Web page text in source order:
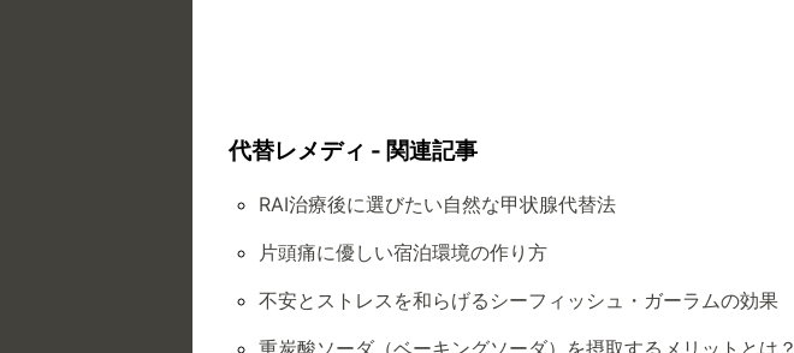
代替レメディ - 関連記事
RAI治療後に選びたい自然な甲状腺代替法
片頭痛に優しい宿泊環境の作り方
不安とストレスを和らげるシーフィッシュ・ガーラムの効果